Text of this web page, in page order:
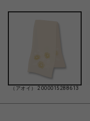
（アオイ） 2000015288613